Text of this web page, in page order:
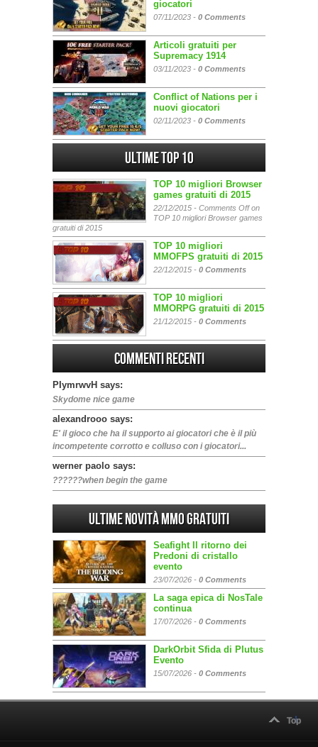
giocatori
07/11/2023 - 0 Comments
Articoli gratuiti per
Supremacy 1914
03/11/2023 - 0 Comments
Conflict of Nations per i
nuovi giocatori
02/11/2023 - 0 Comments
Ultime Top 10
TOP 10 migliori Browser
games gratuiti di 2015
22/12/2015 - Comments Offon
TOP 10 migliori Browser games
gratuiti di 2015
TOP 10 migliori
MMOFPS gratuiti di 2015
22/12/2015 - 0 Comments
TOP 10 migliori
MMORPG gratuiti di 2015
21/12/2015 - 0 Comments
Commenti Recenti
PIymrwvH says:
Skydome nice game
alexandrooo says:
E' il gioco che ha il supporto ai giocatori che è il più
incompetente corrotto e colluso con i giocatori...
werner paolo says:
??????when begin the game
Ultime Novità MMO gratuiti
Seafight Il ritorno dei
Predoni di cristallo
evento
23/07/2026 - 0 Comments
La saga epica di NosTale
continua
17/07/2026 - 0 Comments
DarkOrbit Sfida di Plutus
Evento
15/07/2026 - 0 Comments
Top